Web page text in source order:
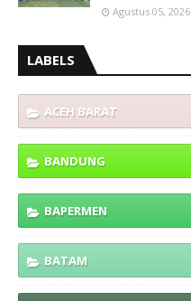
Agustus 05, 2026
LABELS
ACEH BARAT
BANDUNG
BAPERMEN
BATAM